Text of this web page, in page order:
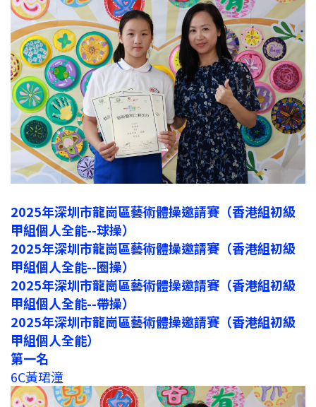
2025年深圳市龍崗區藝術體操邀請賽（香港組初級
甲組個人全能--球操）
2025年深圳市龍崗區藝術體操邀請賽（香港組初級
甲組個人全能--圈操）
2025年深圳市龍崗區藝術體操邀請賽（香港組初級
甲組個人全能--帶操）
2025年深圳市龍崗區藝術體操邀請賽（香港組初級
甲組個人全能）
第一名
6C黃珺潼